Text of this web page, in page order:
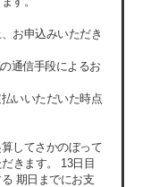
お申込みいただき
通信手段によるお
いいただいた時点
してさかのぼって
きます。 13日目
期日までにお支